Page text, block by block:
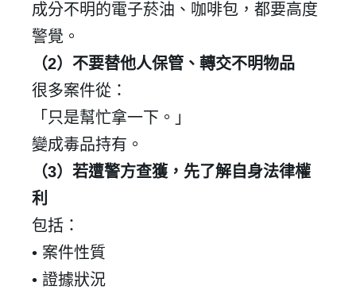
成分不明的電子菸油、咖啡包，都要高度
警覺。
（2）不要替他人保管、轉交不明物品
很多案件從：
「只是幫忙拿一下。」
變成毒品持有。
（3）若遭警方查獲，先了解自身法律權
利
包括：
• 案件性質
• 證據狀況